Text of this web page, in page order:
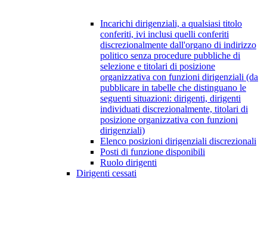
Incarichi dirigenziali, a qualsiasi titolo
conferiti, ivi inclusi quelli conferiti
discrezionalmente dall'organo di indirizzo
politico senza procedure pubbliche di
selezione e titolari di posizione
organizzativa con funzioni dirigenziali (da
pubblicare in tabelle che distinguano le
seguenti situazioni: dirigenti, dirigenti
individuati discrezionalmente, titolari di
posizione organizzativa con funzioni
dirigenziali)
Elenco posizioni dirigenziali discrezionali
Posti di funzione disponibili
Ruolo dirigenti
Dirigenti cessati